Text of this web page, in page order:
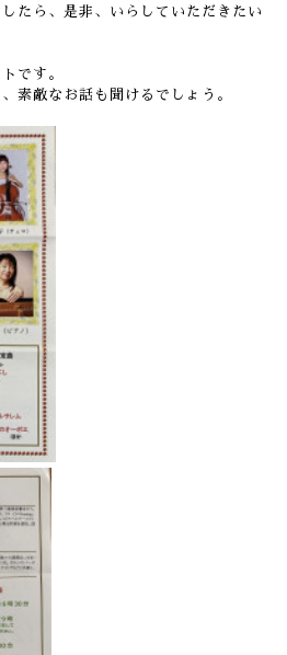
たら、是非、いらしていただきたい
です。
素敵なお話も聞けるでしょう。